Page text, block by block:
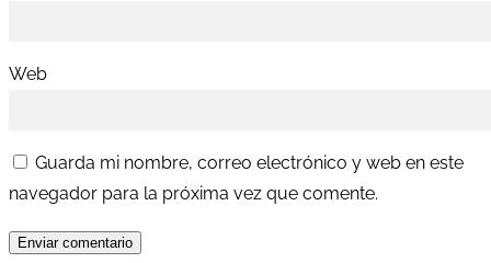
Web
Guarda mi nombre, correo electrónico y web en este
navegador para la próxima vez que comente.
Enviar comentario